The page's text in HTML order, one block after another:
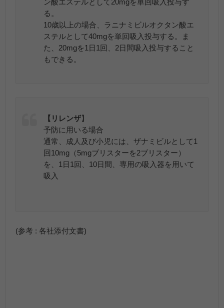
ン酸エステルとして20mgを単回吸入投与す
る。
10歳以上の場合、ラニナミビルオクタン酸エ
ステルとして40mgを単回吸入投与する。ま
た、20mgを1日1回、2日間吸入投与すること
もできる。
【リレンザ】
予防に用いる場合
通常、成人及び小児には、ザナミビルとして1
回10mg（5mgブリスターを2ブリスター）
を、1日1回、10日間、専用の吸入器を用いて
吸入
(参考 : 各社添付文書)